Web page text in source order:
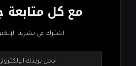
مع كل متابعة
اشترك في نشرتنا